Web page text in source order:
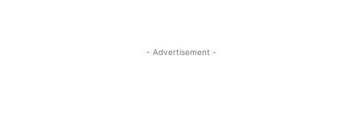
- Advertisement -